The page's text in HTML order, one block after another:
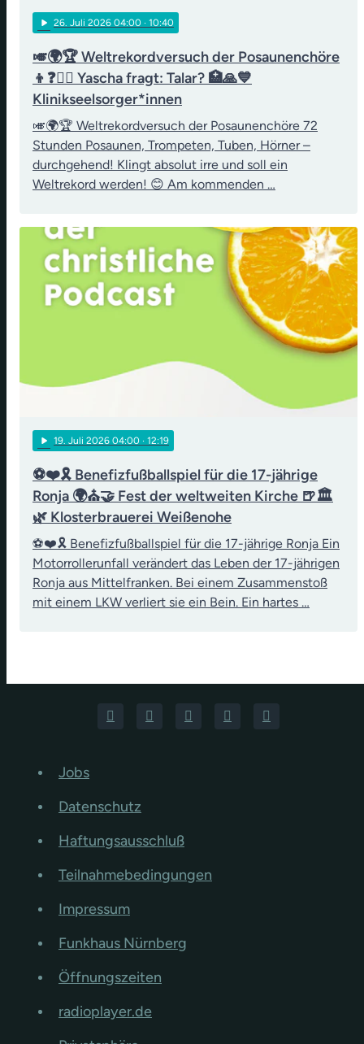
play_arrow 26. Juli 2026 04:00 · 10:40
🎺🌍🏆 Weltrekordversuch der Posaunenchöre
👦❓👨‍⚖️ Yascha fragt: Talar? 🏥🙏💙
Klinikseelsorger*innen
🎺🌍🏆 Weltrekordversuch der Posaunenchöre 72
Stunden Posaunen, Trompeten, Tuben, Hörner –
durchgehend! Klingt absolut irre und soll ein
Weltrekord werden! 😊 Am kommenden …
play_arrow 19. Juli 2026 04:00 · 12:19
⚽❤️🎗️ Benefizfußballspiel für die 17-jährige
Ronja 🌍⛪🤝 Fest der weltweiten Kirche 🍺🏛️
🌿 Klosterbrauerei Weißenohe
⚽❤️🎗️ Benefizfußballspiel für die 17-jährige Ronja Ein
Motorrollerunfall verändert das Leben der 17-jährigen
Ronja aus Mittelfranken. Bei einem Zusammenstoß
mit einem LKW verliert sie ein Bein. Ein hartes …
Jobs
Datenschutz
Haftungsausschluß
Teilnahmebedingungen
Impressum
Funkhaus Nürnberg
Öffnungszeiten
radioplayer.de